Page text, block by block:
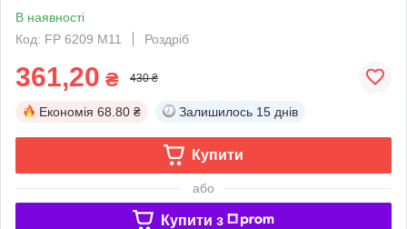
В наявності
Код: FP 6209 M11
Роздріб
361,20 ₴ 430 ₴
Економія 68.80 ₴ Залишилось 15 днів
Купити
або
Купити з